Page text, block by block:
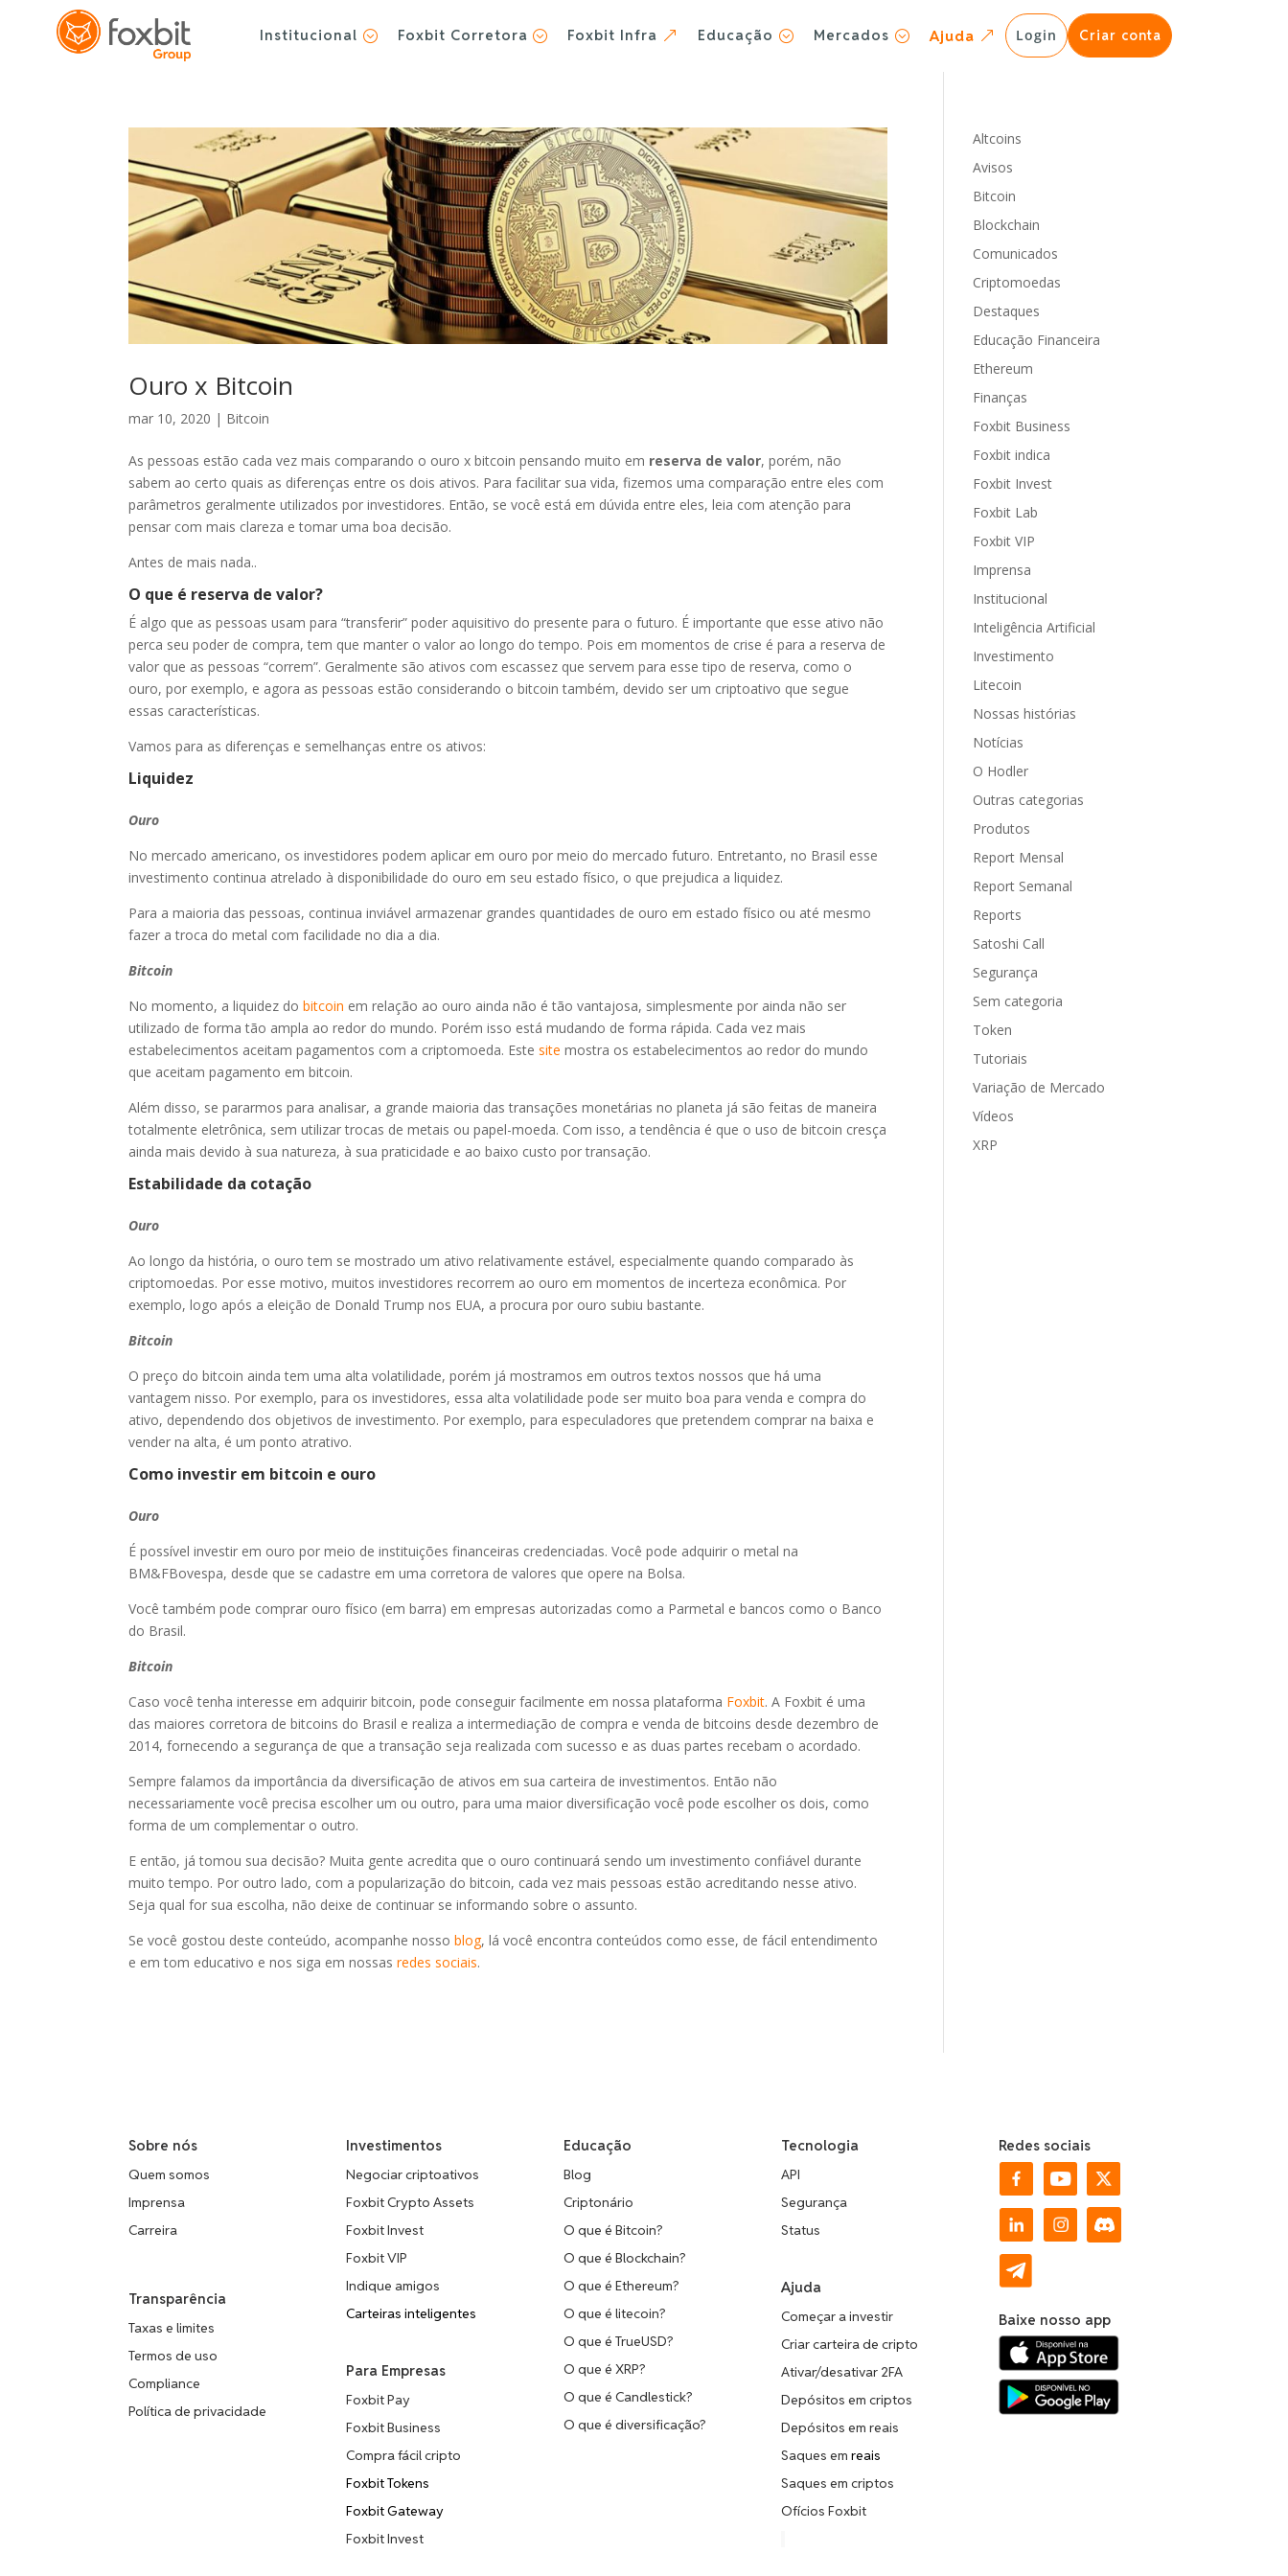
;
Institucional ;
Foxbit Corretora &
Foxbit Infra ;
Educação ;
Mercados &
Ajuda Login Criar conta
Ouro x Bitcoin
mar 10, 2020 | Bitcoin
As pessoas estão cada vez mais comparando o ouro x bitcoin pensando muito em reserva de valor, porém, não
sabem ao certo quais as diferenças entre os dois ativos. Para facilitar sua vida, fizemos uma comparação entre eles com
parâmetros geralmente utilizados por investidores. Então, se você está em dúvida entre eles, leia com atenção para
pensar com mais clareza e tomar uma boa decisão.
Antes de mais nada..
O que é reserva de valor?
É algo que as pessoas usam para “transferir” poder aquisitivo do presente para o futuro. É importante que esse ativo não
perca seu poder de compra, tem que manter o valor ao longo do tempo. Pois em momentos de crise é para a reserva de
valor que as pessoas “correm”. Geralmente são ativos com escassez que servem para esse tipo de reserva, como o
ouro, por exemplo, e agora as pessoas estão considerando o bitcoin também, devido ser um criptoativo que segue
essas características.
Vamos para as diferenças e semelhanças entre os ativos:
Liquidez
Ouro
No mercado americano, os investidores podem aplicar em ouro por meio do mercado futuro. Entretanto, no Brasil esse
investimento continua atrelado à disponibilidade do ouro em seu estado físico, o que prejudica a liquidez.
Para a maioria das pessoas, continua inviável armazenar grandes quantidades de ouro em estado físico ou até mesmo
fazer a troca do metal com facilidade no dia a dia.
Bitcoin
No momento, a liquidez dobitcoin em relação ao ouro ainda não é tão vantajosa, simplesmente por ainda não ser
utilizado de forma tão ampla ao redor do mundo. Porém isso está mudando de forma rápida. Cada vez mais
estabelecimentos aceitam pagamentos com a criptomoeda. Estesite mostra os estabelecimentos ao redor do mundo
que aceitam pagamento em bitcoin.
Além disso, se pararmos para analisar, a grande maioria das transações monetárias no planeta já são feitas de maneira
totalmente eletrônica, sem utilizar trocas de metais ou papel-moeda. Com isso, a tendência é que o uso de bitcoin cresça
ainda mais devido à sua natureza, à sua praticidade e ao baixo custo por transação.
Estabilidade da cotação
Ouro
Ao longo da história, o ouro tem se mostrado um ativo relativamente estável, especialmente quando comparado às
criptomoedas. Por esse motivo, muitos investidores recorrem ao ouro em momentos de incerteza econômica. Por
exemplo, logo após a eleição de Donald Trump nos EUA, a procura por ouro subiu bastante.
Bitcoin
O preço do bitcoin ainda tem uma alta volatilidade, porém já mostramos em outros textos nossos que há uma
vantagem nisso. Por exemplo, para os investidores, essa alta volatilidade pode ser muito boa para venda e compra do
ativo, dependendo dos objetivos de investimento. Por exemplo, para especuladores que pretendem comprar na baixa e
vender na alta, é um ponto atrativo.
Como investir em bitcoin e ouro
Ouro
É possível investir em ouro por meio de instituições financeiras credenciadas. Você pode adquirir o metal na
BM&FBovespa, desde que se cadastre em uma corretora de valores que opere na Bolsa.
Você também pode comprar ouro físico (em barra) em empresas autorizadas como a Parmetal e bancos como o Banco
do Brasil.
Bitcoin
Caso você tenha interesse em adquirir bitcoin, pode conseguir facilmente em nossa plataforma Foxbit. A Foxbit é uma
das maiores corretora de bitcoins do Brasil e realiza a intermediação de compra e venda de bitcoins desde dezembro de
2014, fornecendo a segurança de que a transação seja realizada com sucesso e as duas partes recebam o acordado.
Sempre falamos da importância da diversificação de ativos em sua carteira de investimentos. Então não
necessariamente você precisa escolher um ou outro, para uma maior diversificação você pode escolher os dois, como
forma de um complementar o outro.
E então, já tomou sua decisão? Muita gente acredita que o ouro continuará sendo um investimento confiável durante
muito tempo. Por outro lado, com a popularização do bitcoin, cada vez mais pessoas estão acreditando nesse ativo.
Seja qual for sua escolha, não deixe de continuar se informando sobre o assunto.
Se você gostou deste conteúdo, acompanhe nossoblog, lá você encontra conteúdos como esse, de fácil entendimento
e em tom educativo e nos siga em nossasredes sociais.
Altcoins
Avisos
Bitcoin
Blockchain
Comunicados
Criptomoedas
Destaques
Educação Financeira
Ethereum
Finanças
Foxbit Business
Foxbit indica
Foxbit Invest
Foxbit Lab
Foxbit VIP
Imprensa
Institucional
Inteligência Artificial
Investimento
Litecoin
Nossas histórias
Notícias
O Hodler
Outras categorias
Produtos
Report Mensal
Report Semanal
Reports
Satoshi Call
Segurança
Sem categoria
Token
Tutoriais
Variação de Mercado
Vídeos
XRP
Sobre nós
Quem somos
Imprensa
Carreira
Transparência
Taxas e limites
Termos de uso
Compliance
Política de privacidade
Investimentos
Negociar criptoativos
Foxbit Crypto Assets
Foxbit Invest
Foxbit VIP
Indique amigos
Carteiras inteligentes
Para Empresas
Foxbit Pay
Foxbit Business
Compra fácil cripto
Foxbit Tokens
Foxbit Gateway
Foxbit Invest
Educação
Blog
Criptonário
O que é Bitcoin?
O que é Blockchain?
O que é Ethereum?
O que é litecoin?
O que é TrueUSD?
O que é XRP?
O que é Candlestick?
O que é diversificação?
Tecnologia
API
Segurança
Status
Ajuda
Começar a investir
Criar carteira de cripto
Ativar/desativar 2FA
Depósitos em criptos
Depósitos em reais
Saques em reais
Saques em criptos
Ofícios Foxbit
Redes sociais
Baixe nosso app